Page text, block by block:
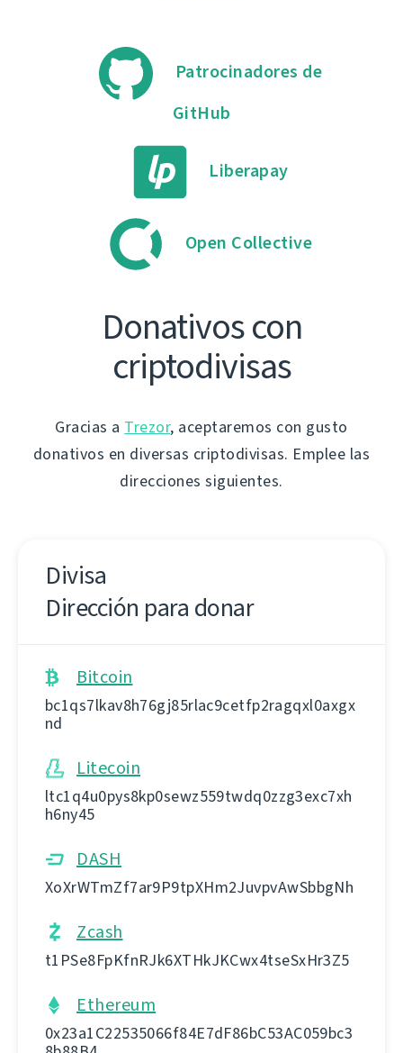
Patrocinadores de
GitHub
Liberapay
Open Collective
Donativos con
criptodivisas
Gracias a Trezor, aceptaremos con gusto
donativos en diversas criptodivisas. Emplee las
direcciones siguientes.
Divisa
Dirección para donar
Bitcoin
bc1qs7lkav8h76gj85rlac9cetfp2ragqxl0axgx
nd
Litecoin
ltc1q4u0pys8kp0sewz559twdq0zzg3exc7xh
h6ny45
DASH
XoXrWTmZf7ar9P9tpXHm2JuvpvAwSbbgNh
Zcash
t1PSe8FpKfnRJk6XTHkJKCwx4tseSxHr3Z5
Ethereum
0x23a1C22535066f84E7dF86bC53AC059bc3